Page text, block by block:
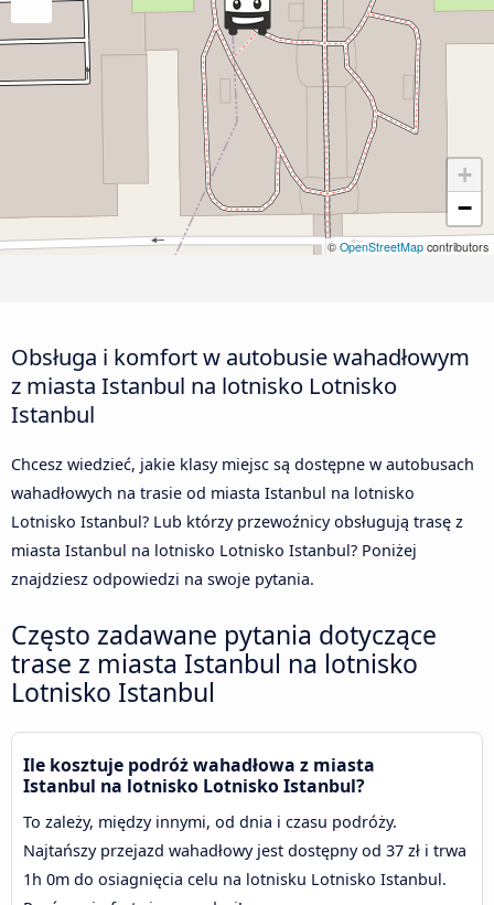
+
−
© OpenStreetMap contributors
Obsługa i komfort w autobusie wahadłowym
z miasta Istanbul na lotnisko Lotnisko
Istanbul
Chcesz wiedzieć, jakie klasy miejsc są dostępne w autobusach
wahadłowych na trasie od miasta Istanbul na lotnisko
Lotnisko Istanbul? Lub którzy przewoźnicy obsługują trasę z
miasta Istanbul na lotnisko Lotnisko Istanbul? Poniżej
znajdziesz odpowiedzi na swoje pytania.
Często zadawane pytania dotyczące
trase z miasta Istanbul na lotnisko
Lotnisko Istanbul
Ile kosztuje podróż wahadłowa z miasta
Istanbul na lotnisko Lotnisko Istanbul?
To zależy, między innymi, od dnia i czasu podróży.
Najtańszy przejazd wahadłowy jest dostępny od 37 zł i trwa
1h 0m do osiagnięcia celu na lotnisku Lotnisko Istanbul.